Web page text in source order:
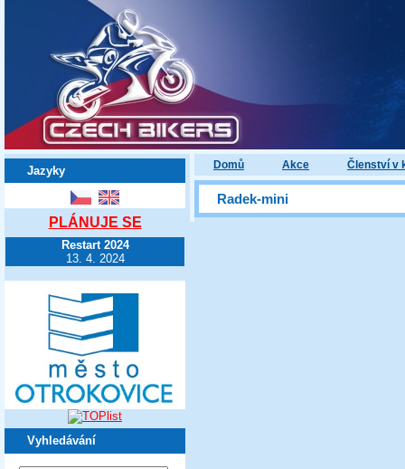
Domů Akce Členství v
Jazyky
PLÁNUJE SE
Restart 2024
13. 4. 2024
Vyhledávání
Radek-mini